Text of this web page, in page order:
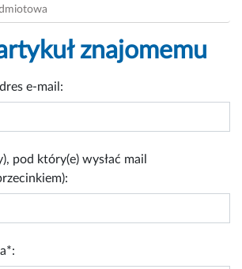
znajomemu
e-mail:
pod który(e) wysłać mail